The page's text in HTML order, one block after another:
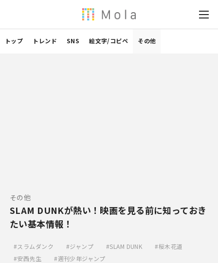
トップ トレンド SNS 絵文字/コピペ その他
その他
SLAM DUNKが熱い！映画を見る前に知っておき
たい基本情報！
スラムダンク ジャンプ SLAM DUNK
桜木花道
安西先生
週刊少年ジャンプ